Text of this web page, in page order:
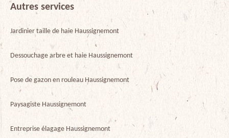
Autres services
Jardinier taille de haie Haussignemont
Dessouchage arbre et haie Haussignemont
Pose de gazon en rouleau Haussignemont
Paysagiste Haussignemont
Entreprise élagage Haussignemont